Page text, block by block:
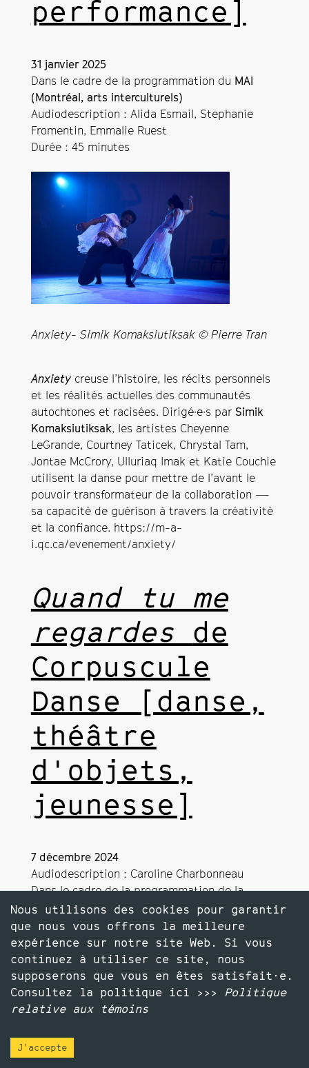
Nous utilisons des cookies pour garantir
que nous vous offrons la meilleure
expérience sur notre site Web. Si vous
continuez à utiliser ce site, nous
supposerons que vous en êtes satisfait·e.
Consultez la politique ici >>> Politique
relative aux témoins
J'accepte
performance]
31 janvier 2025
Dans le cadre de la programmation du MAI
(Montréal, arts interculturels)
Audiodescription : Alida Esmail, Stephanie
Fromentin, Emmalie Ruest
Durée : 45 minutes
Anxiety- Simik Komaksiutiksak © Pierre Tran
Anxietycreuse l’histoire, les récits personnels
et les réalités actuelles des communautés
autochtones et racisées. Dirigé·e·s par Simik
Komaksiutiksak, les artistes Cheyenne
LeGrande, Courtney Taticek, Chrystal Tam,
Jontae McCrory, Ulluriaq Imak et Katie Couchie
utilisent la danse pour mettre de l’avant le
pouvoir transformateur de la collaboration —
sa capacité de guérison à travers la créativité
et la confiance. https://m-a-
i.qc.ca/evenement/anxiety/
Quand tu me
regardes de
Corpuscule
Danse [danse,
théâtre
d'objets,
jeunesse]
7 décembre 2024
Audiodescription : Caroline Charbonneau
Dans le cadre de la programmation de la
Maison Théâtre
À la Maison Théâtre
Durée : 50 minutes